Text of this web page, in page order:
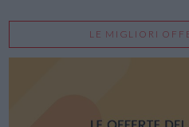
LE MIGLIORI